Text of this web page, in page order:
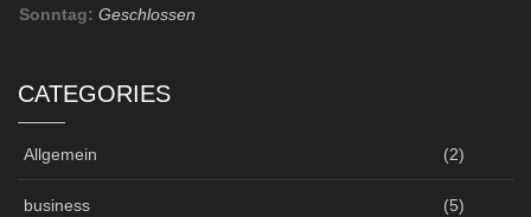
Sonntag: Geschlossen
CATEGORIES
Allgemein (2)
business (5)